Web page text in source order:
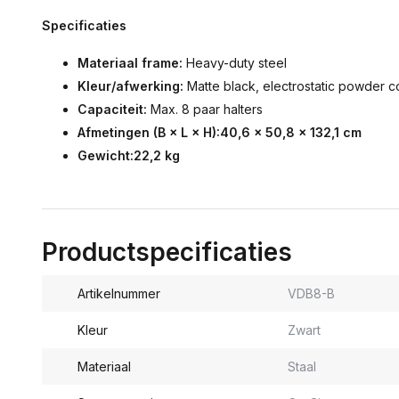
Specificaties
Materiaal frame: Heavy-duty steel
Kleur/afwerking: Matte black, electrostatic powder
Capaciteit: Max. 8 paar halters
Afmetingen (B × L × H):40,6 × 50,8 × 132,1 cm
Gewicht:22,2 kg
Productspecificaties
Artikelnummer VDB8-B
Kleur Zwart
Materiaal Staal